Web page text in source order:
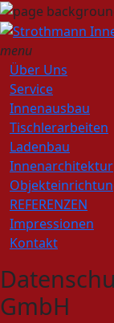
menu
Über Uns
Service
Innenausbau
Tischlerarbeiten
Ladenbau
Innenarchitektur
REFERENZEN
Impressionen
Kontakt
GmbH